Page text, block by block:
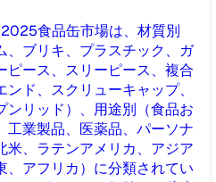
食品缶市場は、材質別
、ブリキ、プラスチック、ガ
ピース、スリーピース、複合
ド、スクリューキャップ、
ンリッド）、用途別（食品お
工業製品、医薬品、パーソナ
米、ラテンアメリカ、アジア
、アフリカ）に分類されてい